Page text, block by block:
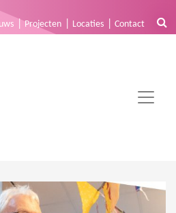
Projecten Locaties Contact